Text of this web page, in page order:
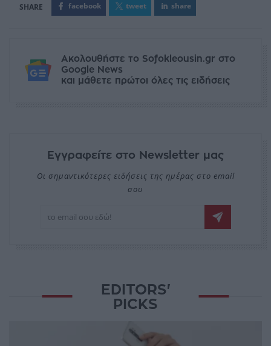
facebook tweet share
Ακολουθήστε το Sofokleousin.gr στο
Google News
και μάθετε πρώτοι όλες τις ειδήσεις
Εγγραφείτε στο Newsletter μας
Οι σημαντικότερες ειδήσεις της ημέρας στο email
σου
EDITORS'
PICKS